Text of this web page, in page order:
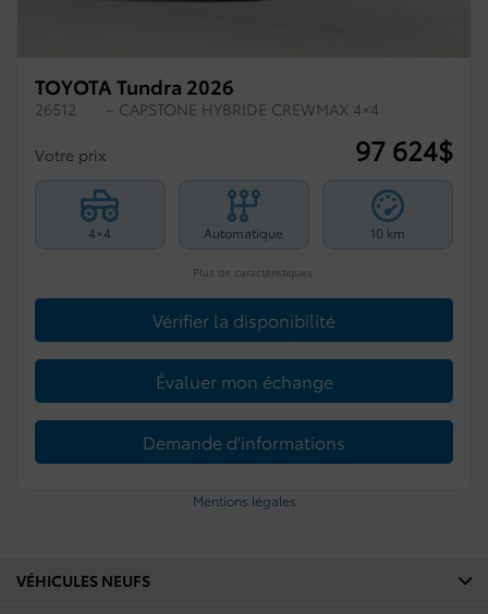
TOYOTA Tundra 2026
26512 – CAPSTONE HYBRIDE CREWMAX 4×4
Votre prix 97 624$
4×4 Automatique 10 km
Plus de caractéristiques
Vérifier la disponibilité
Évaluer mon échange
Demande d'informations
Mentions légales
VÉHICULES NEUFS